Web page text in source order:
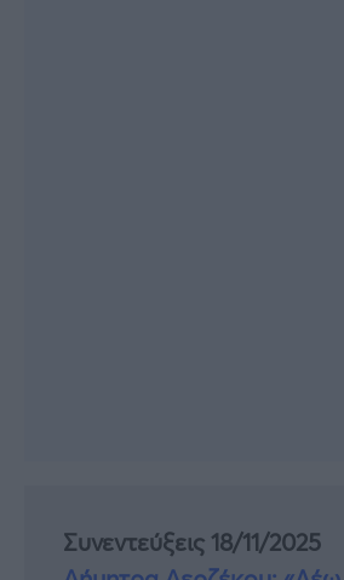
Συνεντεύξεις 18/11/2025